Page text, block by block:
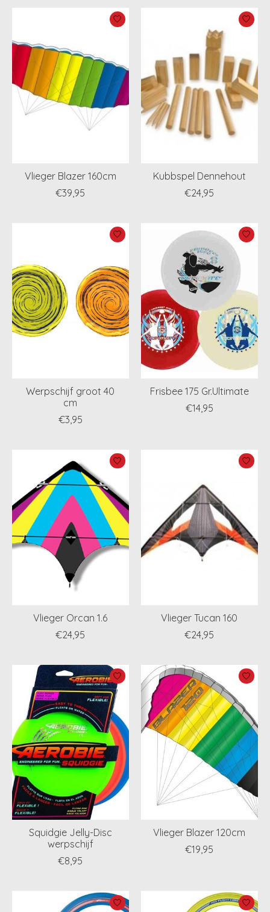
Vlieger Blazer 160cm
€39,95
Kubbspel Dennehout
€24,95
Werpschijf groot 40
cm
€3,95
Frisbee 175 Gr.Ultimate
€14,95
Vlieger Orcan 1.6
€24,95
Vlieger Tucan 160
€24,95
Squidgie Jelly-Disc
werpschijf
€8,95
Vlieger Blazer 120cm
€19,95